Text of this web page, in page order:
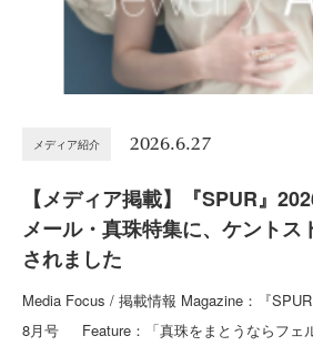
メディア紹介 2026.6.27
【メディア掲載】『SPUR』
メール・真珠特集に、ケントス
されました
Media Focus / 掲載情報 Magazine：『
8月号 Feature：「真珠をまとうならフ